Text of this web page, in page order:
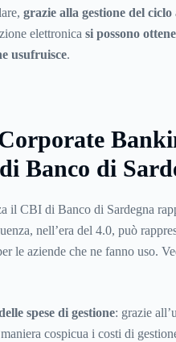
grazie alla gestione del
elettronica si possono
usufruisce.
Banco di
il CBI di Banco di Sardegna
nell’era del 4.0, può
le aziende che ne fanno uso.
spese di gestione: grazie
cospicua i costi di